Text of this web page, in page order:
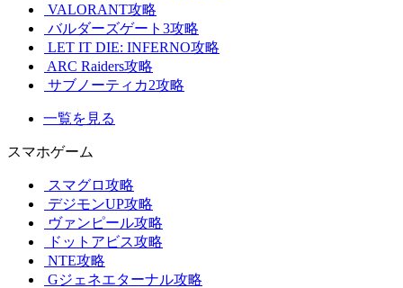
VALORANT攻略
バルダーズゲート3攻略
LET IT DIE: INFERNO攻略
ARC Raiders攻略
サブノーティカ2攻略
一覧を見る
スマホゲーム
スマグロ攻略
デジモンUP攻略
ヴァンピール攻略
ドットアビス攻略
NTE攻略
Gジェネエターナル攻略